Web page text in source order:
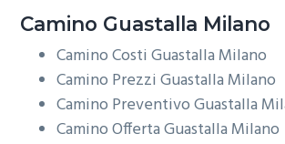
Camino Guastalla Milano
Camino Costi Guastalla Milano
Camino Prezzi Guastalla Milano
Camino Preventivo Guastalla
Camino Offerta Guastalla Milano